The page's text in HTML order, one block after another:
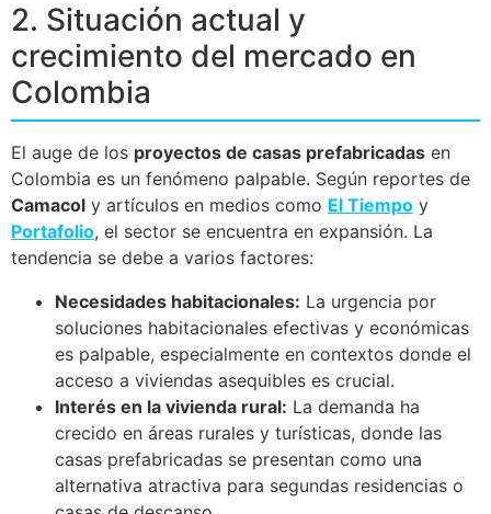
2. Situación actual y
crecimiento del mercado en
Colombia
El auge de los proyectos de casas prefabricadas en
Colombia es un fenómeno palpable. Según reportes de
Camacol y artículos en medios como El Tiempo y
Portafolio, el sector se encuentra en expansión. La
tendencia se debe a varios factores:
Necesidades habitacionales: La urgencia por
soluciones habitacionales efectivas y económicas
es palpable, especialmente en contextos donde el
acceso a viviendas asequibles es crucial.
Interés en la vivienda rural: La demanda ha
crecido en áreas rurales y turísticas, donde las
casas prefabricadas se presentan como una
alternativa atractiva para segundas residencias o